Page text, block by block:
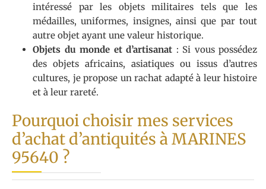
intéressé par les objets militaires tels que les
médailles, uniformes, insignes, ainsi que par tout
autre objet ayant une valeur historique.
Objets du monde et d’artisanat : Si vous possédez
des objets africains, asiatiques ou issus d’autres
cultures, je propose un rachat adapté à leur histoire
et à leur rareté.
Pourquoi choisir mes services
d’achat d’antiquités à MARINES
95640 ?